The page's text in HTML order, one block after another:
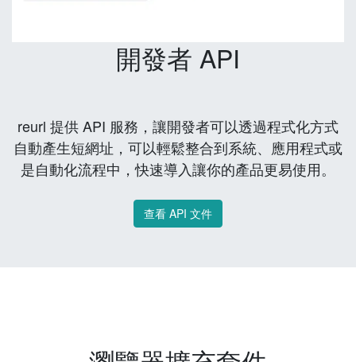
開發者 API
reurl 提供 API 服務，讓開發者可以透過程式化方式
自動產生短網址，可以輕鬆整合到系統、應用程式或
是自動化流程中，快速導入讓你的產品更易使用。
查看 API 文件